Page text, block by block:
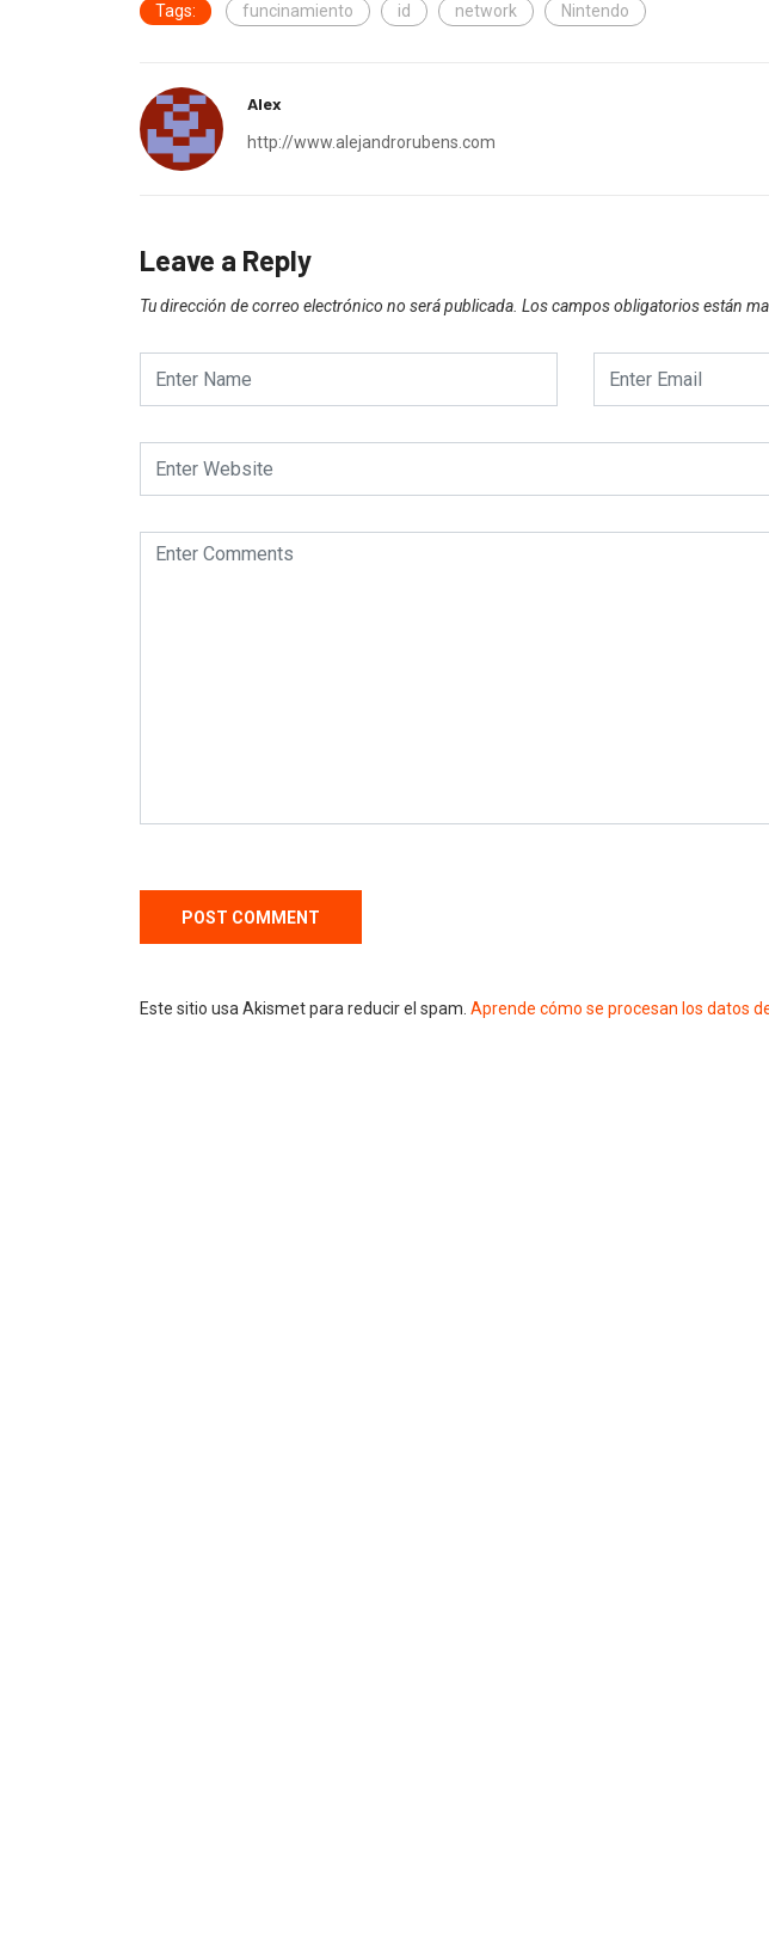
Tags: funcinamiento id network Nintendo
Alex
http://www.alejandrorubens.com
Leave a Reply
Tu dirección de correo electrónico no será publicada. Los campos obligatorios están
Este sitio usa Akismet para reducir el spam. Aprende cómo se procesan los datos